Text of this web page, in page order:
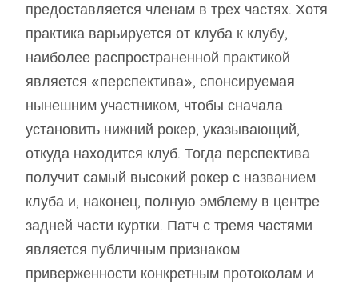
предоставляется членам в трех частях. Хотя
практика варьируется от клуба к клубу,
наиболее распространенной практикой
является «перспектива», спонсируемая
нынешним участником, чтобы сначала
установить нижний рокер, указывающий,
откуда находится клуб. Тогда перспектива
получит самый высокий рокер с названием
клуба и, наконец, полную эмблему в центре
задней части куртки. Патч с тремя частями
является публичным признаком
приверженности конкретным протоколам и